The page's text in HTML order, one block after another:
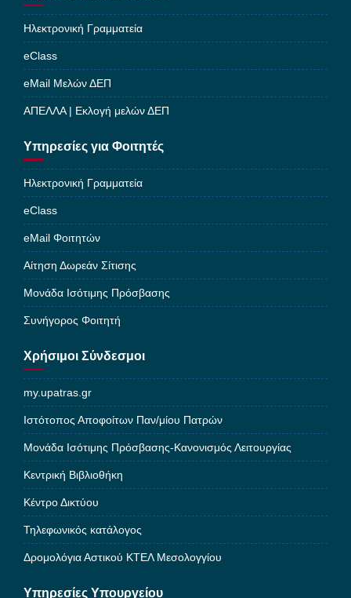
Ηλεκτρονική Γραμματεία
eClass
eMail Μελών ΔΕΠ
ΑΠΕΛΛΑ | Εκλογή μελών ΔΕΠ
Υπηρεσίες για Φοιτητές
Ηλεκτρονική Γραμματεία
eClass
eMail Φοιτητών
Αίτηση Δωρεάν Σίτισης
Μονάδα Ισότιμης Πρόσβασης
Συνήγορος Φοιτητή
Χρήσιμοι Σύνδεσμοι
my.upatras.gr
Ιστότοπος Αποφοίτων Παν/μίου Πατρών
Μονάδα Ισότιμης Πρόσβασης-Κανονισμός Λειτουργίας
Κεντρική Βιβλιοθήκη
Κέντρο Δικτύου
Τηλεφωνικός κατάλογος
Δρομολόγια Αστικού ΚΤΕΛ Μεσολογγίου
Υπηρεσίες Υπουργείου